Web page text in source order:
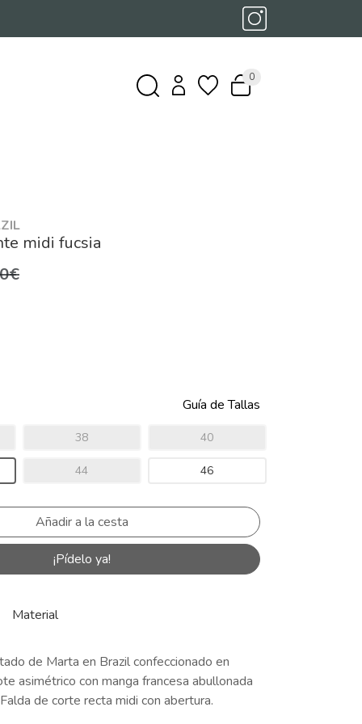
0
midi fucsia
Guía de Tallas
38 40
44 46
¡Pídelo ya!
Material
de Marta en Brazil confeccionado en
asimétrico con manga francesa abullonada
de corte recta midi con abertura.